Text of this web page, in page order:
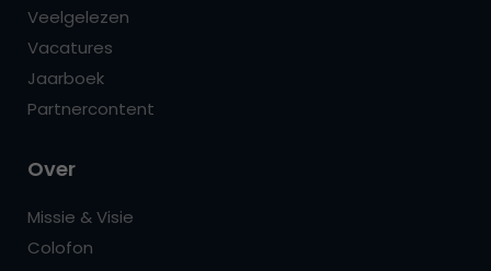
Veelgelezen
Vacatures
Jaarboek
Partnercontent
Over
Missie & Visie
Colofon